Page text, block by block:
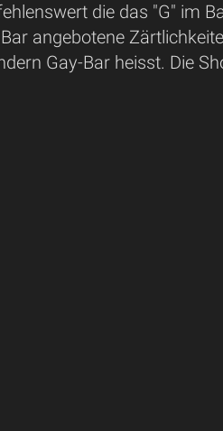
die das "G" im
angebotene
Gay-Bar heisst. Die